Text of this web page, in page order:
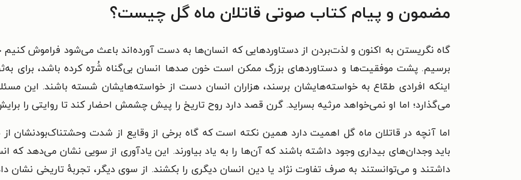
مضمون و پیام کتاب صوتی قاتلان ماه گل چیست؟
گاه نگریستن به اکنون و لذت‌بردن از دستاوردهایی که انسان‌ها به دست آورده‌اند باعث می‌شود فراموش کنیم
برسیم. پشت موفقیت‌ها و دستاوردهای بزرگ ممکن است خون صدها انسان‌ بی‌گناه شُرّه کرده باشد، برای
اینکه افرادی طمّاع به خواسته‌هایشان برسند، هزاران انسان دست از خواسته‌هایشان شسته باشند. این
می‌گذارد؛ اما او نمی‌خواهد مرثیه بسراید. گرن قصد دارد روح تاریخ را پیش چشمش احضار کند تا روایتی را
اما آنچه در قاتلان ماه گل اهمیت دارد همین نکته است که گاه برخی از وقایع از شدت
باید وجدان‌های بیداری وجود داشته باشند که آن‌ها را به یاد بیاورند. این یادآوری از سویی نشان می‌دهد که
داشتند و می‌توانستند به صرف تفاوت نژاد یا دین انسان دیگری را بکشند. از سوی دیگر، تجربهٔ تاریخی